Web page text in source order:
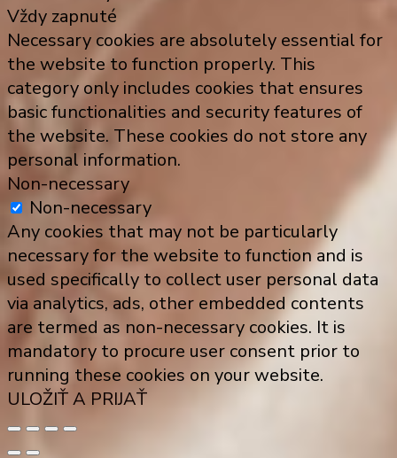
Vždy zapnuté
Necessary cookies are absolutely essential for
the website to function properly. This
category only includes cookies that ensures
basic functionalities and security features of
the website. These cookies do not store any
personal information.
Non-necessary
Non-necessary
Any cookies that may not be particularly
necessary for the website to function and is
used specifically to collect user personal data
via analytics, ads, other embedded contents
are termed as non-necessary cookies. It is
mandatory to procure user consent prior to
running these cookies on your website.
ULOŽIŤ A PRIJAŤ